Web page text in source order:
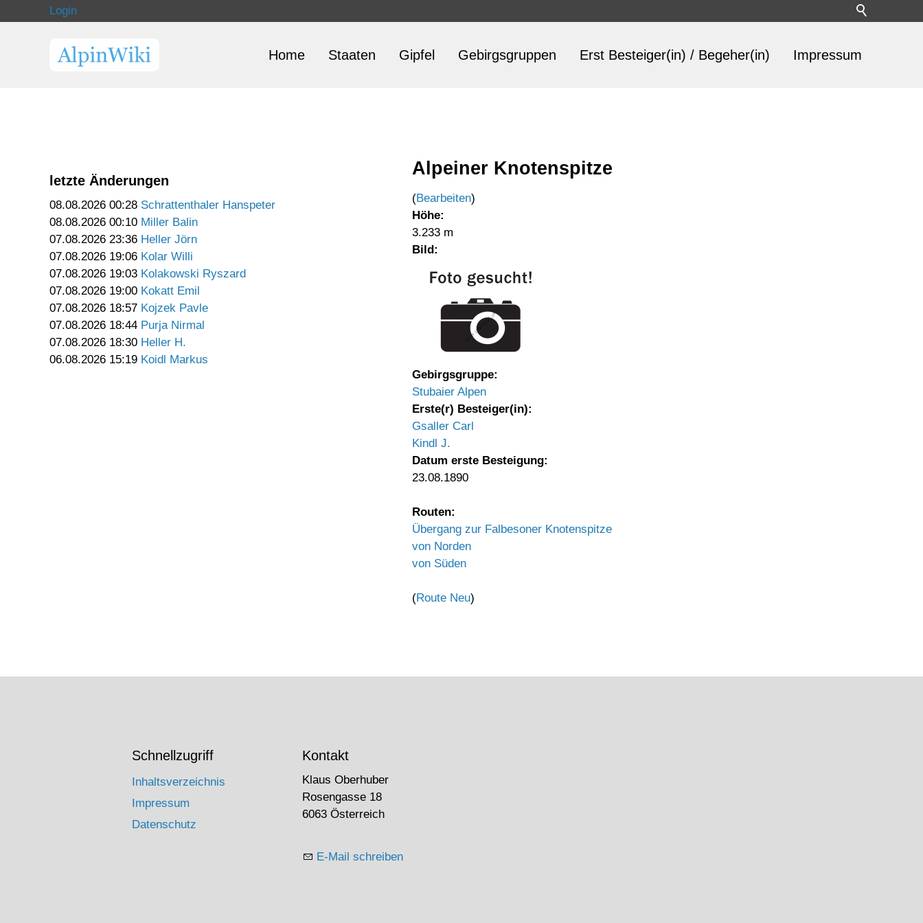
Login
Home Staaten Gipfel Gebirgsgruppen Erst Besteiger(in) / Begeher(in) Impressum
letzte Änderungen
08.08.2026 00:28 Schrattenthaler Hanspeter
08.08.2026 00:10 Miller Balin
07.08.2026 23:36 Heller Jörn
07.08.2026 19:06 Kolar Willi
07.08.2026 19:03 Kolakowski Ryszard
07.08.2026 19:00 Kokatt Emil
07.08.2026 18:57 Kojzek Pavle
07.08.2026 18:44 Purja Nirmal
07.08.2026 18:30 Heller H.
06.08.2026 15:19 Koidl Markus
Alpeiner Knotenspitze
(Bearbeiten)
Höhe:
3.233 m
Bild:
Gebirgsgruppe:
Stubaier Alpen
Erste(r) Besteiger(in):
Gsaller Carl
Kindl J.
Datum erste Besteigung:
23.08.1890
Routen:
Übergang zur Falbesoner Knotenspitze
von Norden
von Süden
(Route Neu)
Schnellzugriff
Inhaltsverzeichnis
Impressum
Datenschutz
Kontakt
Klaus Oberhuber
Rosengasse 18
6063 Österreich
E-Mail schreiben